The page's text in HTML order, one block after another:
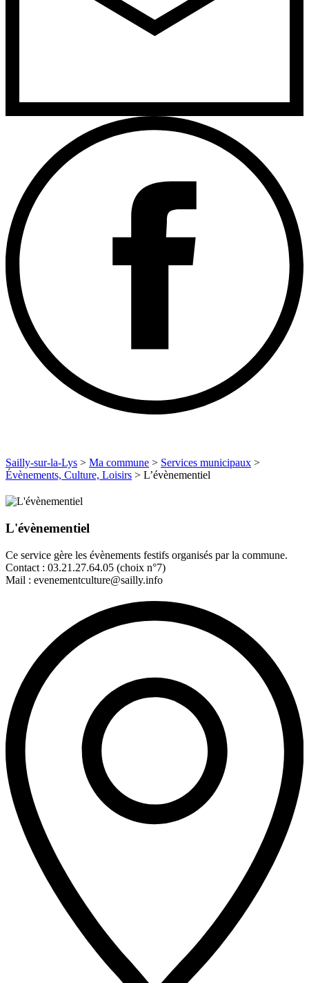
Sailly-sur-la-Lys > Ma commune > Services municipaux >
Évènements, Culture, Loisirs > L’évènementiel
L'évènementiel
Ce service gère les évènements festifs organisés par la commune.
Contact : 03.21.27.64.05 (choix n°7)
Mail : evenementculture@sailly.info